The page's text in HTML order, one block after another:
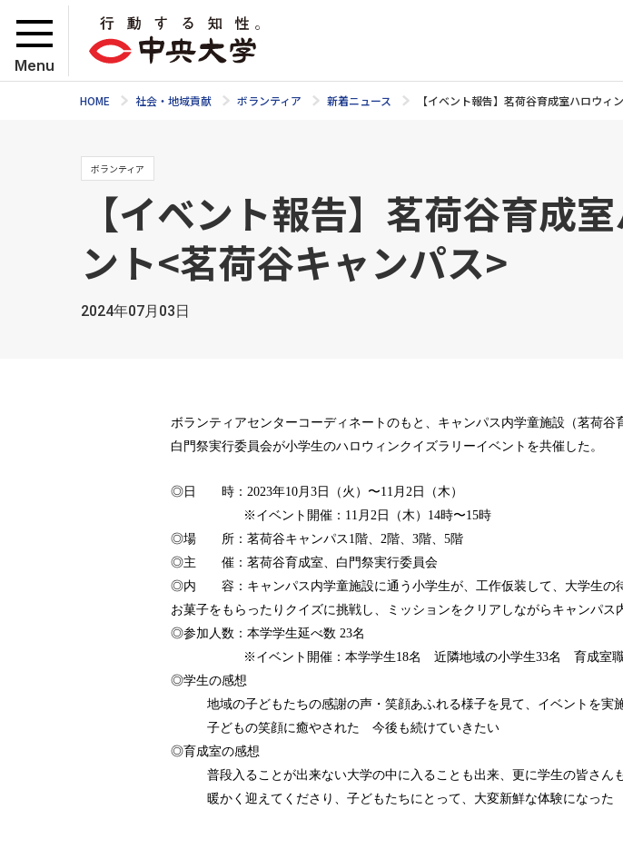
Menu
HOME 社会・地域貢献 ボランティア 新着ニュース 【イベント報告】茗荷谷育成室ハロウィ
ボランティア
【イベント報告】茗荷谷育成
ント<茗荷谷キャンパス>
2024年07月03日
ボランティアセンターコーディネートのもと、キャンパス内学童施設（茗荷谷
白門祭実行委員会が小学生のハロウィンクイズラリーイベントを共催した。
◎日 時：2023年10月3日（火）〜11月2日（木）
※イベント開催：11月2日（木）14時〜15時
◎場 所：茗荷谷キャンパス1階、2階、3階、5階
◎主 催：茗荷谷育成室、白門祭実行委員会
◎内 容：キャンパス内学童施設に通う小学生が、工作仮装して、大学生の待
お菓子をもらったりクイズに挑戦し、ミッションをクリアしながらキャンパス
◎参加人数：本学学生延べ数 23名
※イベント開催：本学学生18名 近隣地域の小学生33名 育成室
◎学生の感想
地域の子どもたちの感謝の声・笑顔あふれる様子を見て、イベントを実
子どもの笑顔に癒やされた 今後も続けていきたい
◎育成室の感想
普段入ることが出来ない大学の中に入ることも出来、更に学生の皆さん
暖かく迎えてくださり、子どもたちにとって、大変新鮮な体験になった